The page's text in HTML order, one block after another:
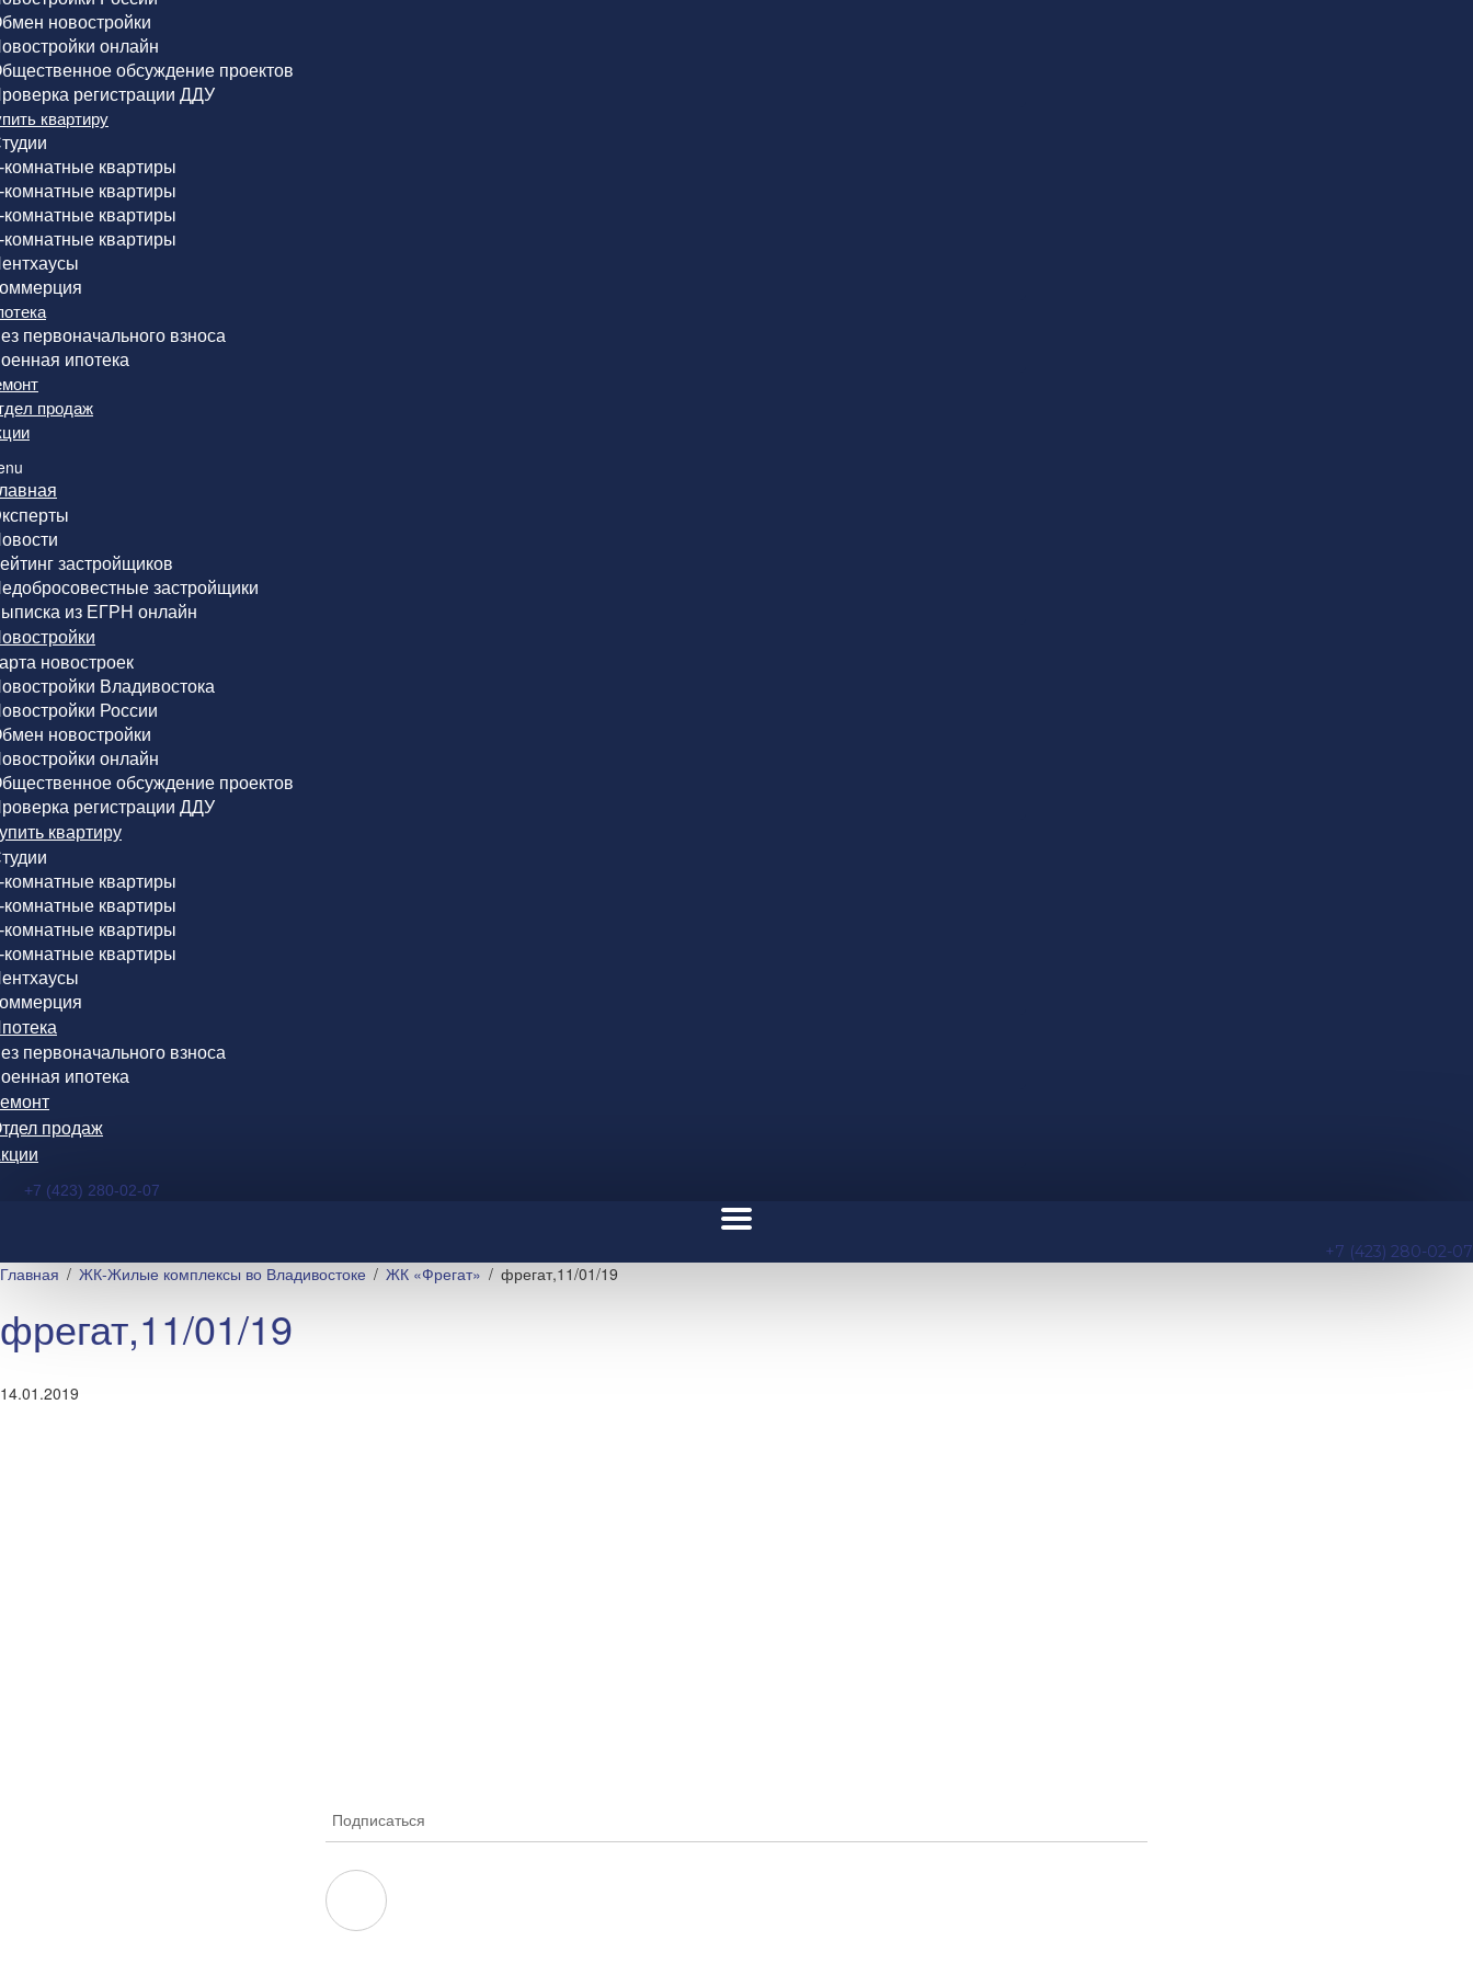
новостройки
онлайн
обсуждение проектов
регистрации ДДУ
квартиру
комнатные квартиры
комнатные квартиры
комнатные квартиры
комнатные квартиры
первоначального взноса
ипотека
продаж
застройщиков
застройщики
из ЕГРН онлайн
новостроек
Владивостока
России
новостройки
онлайн
обсуждение проектов
регистрации ДДУ
квартиру
комнатные квартиры
комнатные квартиры
комнатные квартиры
комнатные квартиры
первоначального взноса
ипотека
продаж
+7 (423) 280-02-07
+7 (423) 280-02-07
Главная ЖК-Жилые комплексы во Владивостоке ЖК «Фрегат» фрегат,11/01/19
фрегат,11/01/19
14.01.2019
Подписаться